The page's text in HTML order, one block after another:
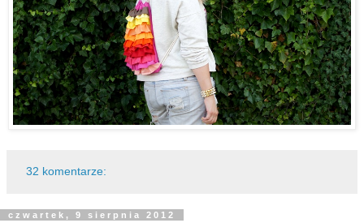
32 komentarze:
czwartek, 9 sierpnia 2012